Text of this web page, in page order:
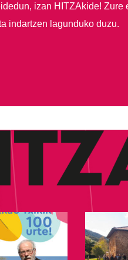
izan HITZAkide! Zure
indartzen lagunduko duzu.